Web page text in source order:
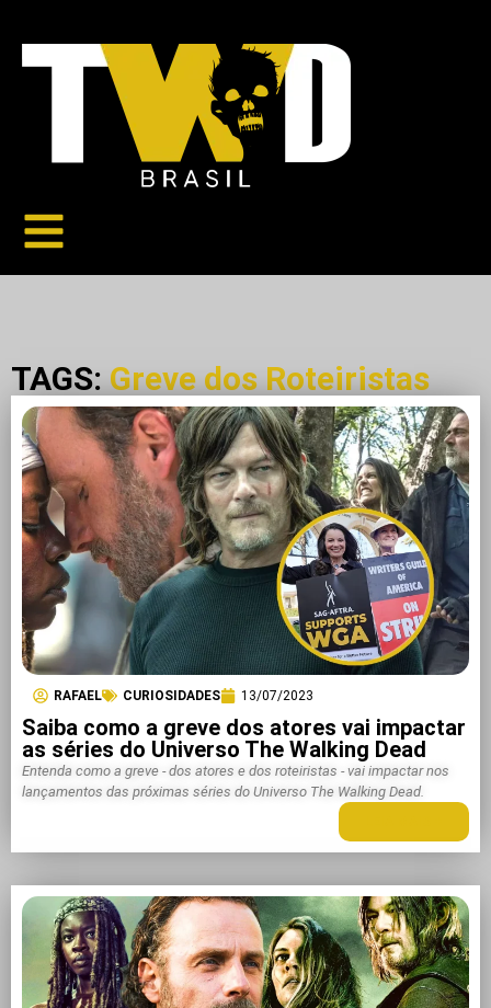
TAGS: Greve dos Roteiristas
RAFAEL CURIOSIDADES 13/07/2023
Saiba como a greve dos atores vai impactar
as séries do Universo The Walking Dead
Entenda como a greve - dos atores e dos roteiristas - vai impactar nos
lançamentos das próximas séries do Universo The Walking Dead.